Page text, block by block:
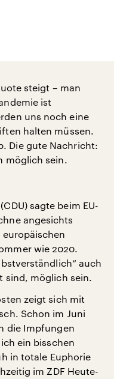
steigt – man
ist
uns noch eine
halten müssen.
Die gute Nachricht:
möglich sein.
sagte beim EU-
angesichts
europäischen
wie 2020.
auch
sind, möglich sein.
zeigt sich mit
Schon im Juni
die Impfungen
ein bisschen
in totale Euphorie
im ZDF Heute-